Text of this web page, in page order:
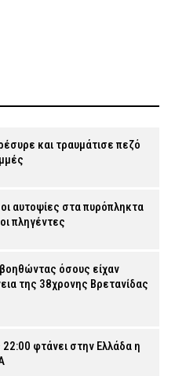
και τραυμάτισε πεζό
αυτοψίες στα πυρόπληκτα
πληγέντες
όσους είχαν
της 38χρονης Βρετανίδας
φτάνει στην Ελλάδα η